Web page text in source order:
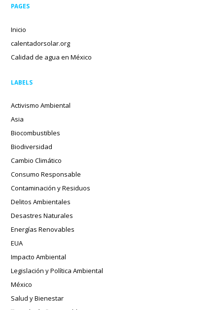
PAGES
Inicio
calentadorsolar.org
Calidad de agua en México
LABELS
Activismo Ambiental
Asia
Biocombustibles
Biodiversidad
Cambio Climático
Consumo Responsable
Contaminación y Residuos
Delitos Ambientales
Desastres Naturales
Energías Renovables
EUA
Impacto Ambiental
Legislación y Política Ambiental
México
Salud y Bienestar